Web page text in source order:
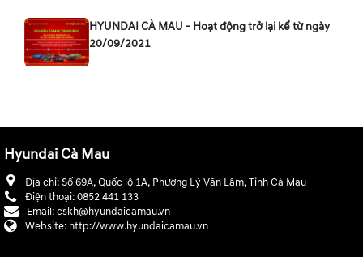
HYUNDAI CÀ MAU - Hoạt động trở lại kể từ ngày
20/09/2021
Hyundai Cà Mau
Địa chỉ:Số 69A, Quốc lộ 1A, Phường Lý Văn Lâm, Tỉnh Cà Mau
Điện thoại:0852 441 133
Email:cskh@hyundaicamau.vn
Website: http://www.hyundaicamau.vn